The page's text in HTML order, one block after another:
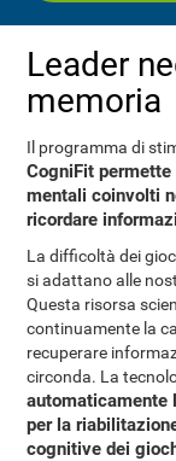
Leader
memoria
Il programma di
CogniFit
mentali coinvolti
ricordare
La difficoltà dei
si adattano alle
Questa risorsa
continuamente la
recuperare
circonda. La
automaticamente
per la
cognitive dei